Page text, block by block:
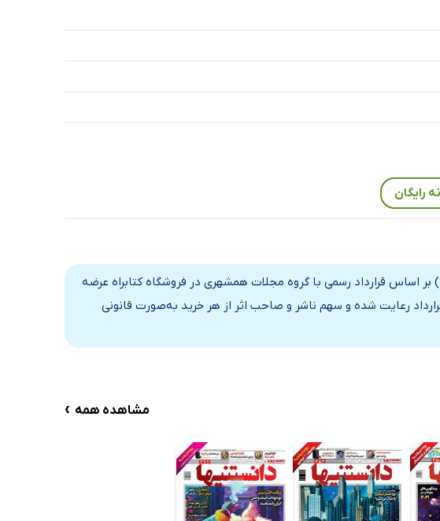
رایگان
دو هفته نامه همشهری سرنخ - شماره 375 (ویژه نوروز 1400) بر اساس قرارداد رسمی با گروه مجلات همشهری در فروشگاه کتابراه عرضه
رعایت شده و سهم ناشر و صاحب اثر از هر خرید به‌صورت قانونی
مشاهده همه ›